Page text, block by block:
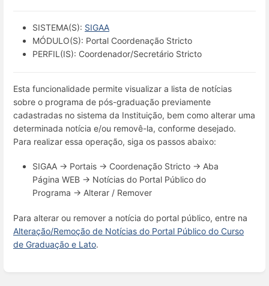
SISTEMA(S): SIGAA
MÓDULO(S): Portal Coordenação Stricto
PERFIL(IS): Coordenador/Secretário Stricto
Esta funcionalidade permite visualizar a lista de notícias
sobre o programa de pós-graduação previamente
cadastradas no sistema da Instituição, bem como alterar uma
determinada notícia e/ou removê-la, conforme desejado.
Para realizar essa operação, siga os passos abaixo:
SIGAA → Portais → Coordenação Stricto → Aba
Página WEB → Notícias do Portal Público do
Programa → Alterar / Remover
Para alterar ou remover a notícia do portal público, entre na
Alteração/Remoção de Notícias do Portal Público do Curso
de Graduação e Lato.